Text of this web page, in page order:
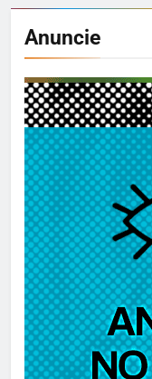
Anuncie